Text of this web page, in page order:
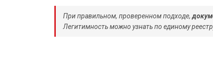
При правильном, проверенном подходе,
Легитимность можно узнать по единому